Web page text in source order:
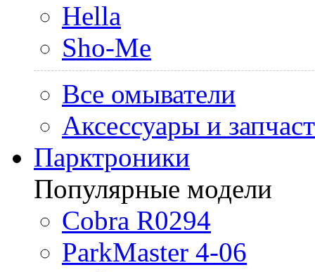
Hella
Sho-Me
Все омыватели
Аксессуары и
Парктроники
Популярные модели
Cobra R0294
ParkMaster 4-06